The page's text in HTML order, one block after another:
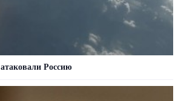
Россию